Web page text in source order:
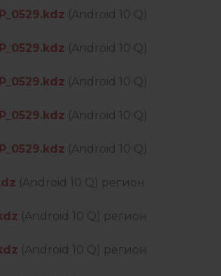
(Android 10 Q)
(Android 10 Q)
(Android 10 Q)
(Android 10 Q)
(Android 10 Q)
(Android 10 Q) регион
(Android 10 Q) регион
(Android 10 Q) регион